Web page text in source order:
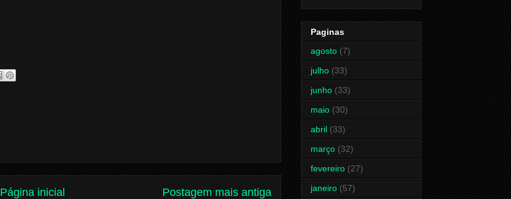
Postagem mais antiga
Página inicial
Paginas
agosto (7)
julho (33)
junho (33)
maio (30)
abril (33)
março (32)
fevereiro (27)
janeiro (57)